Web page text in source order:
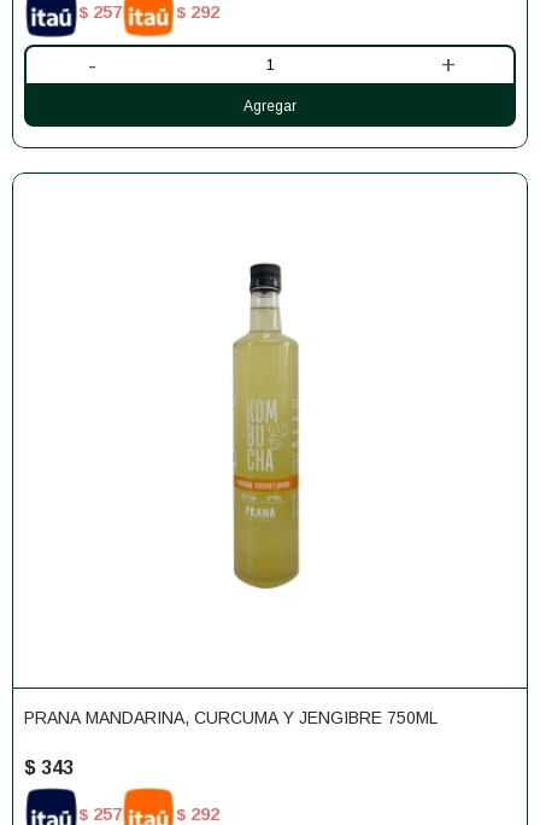
$ 257 $ 292
- +
PRANA MANDARINA, CURCUMA Y JENGIBRE 750ML
$ 343
$ 257 $ 292